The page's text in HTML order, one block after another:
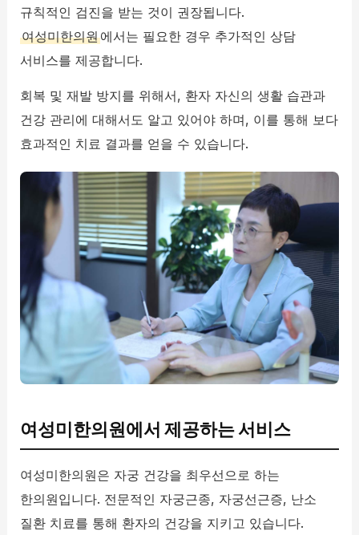
규칙적인 검진을 받는 것이 권장됩니다.
여성미한의원에서는 필요한 경우 추가적인 상담
서비스를 제공합니다.
회복 및 재발 방지를 위해서, 환자 자신의 생활 습관과
건강 관리에 대해서도 알고 있어야 하며, 이를 통해 보다
효과적인 치료 결과를 얻을 수 있습니다.
여성미한의원에서 제공하는 서비스
여성미한의원은 자궁 건강을 최우선으로 하는
한의원입니다. 전문적인 자궁근종, 자궁선근증, 난소
질환 치료를 통해 환자의 건강을 지키고 있습니다.